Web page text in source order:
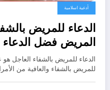
أدعية اسلامية
المريض فضل
حالة المريض
الدعاء للمريض بالشفاء العاجل
للمريض بالشفاء والعافية من